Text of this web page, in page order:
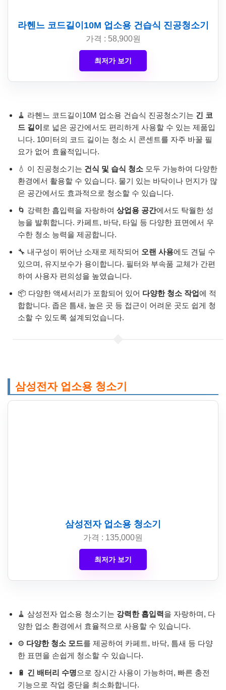
라헨느 코드길이10M 업소용 건습식 진공청소기
가격 : 58,900원
최저가 보기
🧹 라헨느 코드길이10M 업소용 건습식 진공청소기는 긴 코
드 길이 로 넓은 공간에서도 편리하게 사용할 수 있는 제품입
니다. 10미터의 코드 길이는 청소 시 콘센트를 자주 바꿀 필
요가 없어 효율적입니다.
💧 이 진공청소기는 건식 및 습식 청소 모두 가능하여 다양한
환경에서 활용할 수 있습니다. 물기 있는 바닥이나 먼지가 많
은 공간에서도 효과적으로 청소할 수 있습니다.
🌀 강력한 흡입력을 자랑하여 상업용 공간에서도 탁월한 성
능을 발휘합니다. 카페트, 바닥, 타일 등 다양한 표면에서 우
수한 청소 능력을 제공합니다.
🔧 내구성이 뛰어난 소재로 제작되어 오랜 사용에도 견딜 수
있으며, 유지보수가 용이합니다. 필터와 부속품 교체가 간편
하여 사용자 편의성을 높였습니다.
📦 다양한 액세서리가 포함되어 있어 다양한 청소 작업에 적
합합니다. 좁은 틈새, 높은 곳 등 접근이 어려운 곳도 쉽게 청
소할 수 있도록 설계되었습니다.
삼성전자 업소용 청소기
삼성전자 업소용 청소기
가격 : 135,000원
최저가 보기
🧹 삼성전자 업소용 청소기는 강력한 흡입력을 자랑하며, 다
양한 업소 환경에서 효율적으로 사용할 수 있습니다.
⚙️ 다양한 청소 모드를 제공하여 카페트, 바닥, 틈새 등 다양
한 표면을 손쉽게 청소할 수 있습니다.
🔋 긴 배터리 수명으로 장시간 사용이 가능하며, 빠른 충전
기능으로 작업 중단을 최소화합니다.